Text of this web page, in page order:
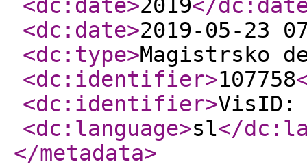
<dc:date>2019</
<dc:date>2019-05-23
<dc:type>Magistrsko
<dc:identifier>107758
<dc:identifier>VisID:
<dc:language>sl</
</metadata>